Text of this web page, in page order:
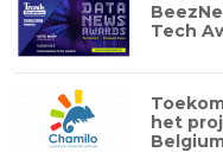
Tech
het